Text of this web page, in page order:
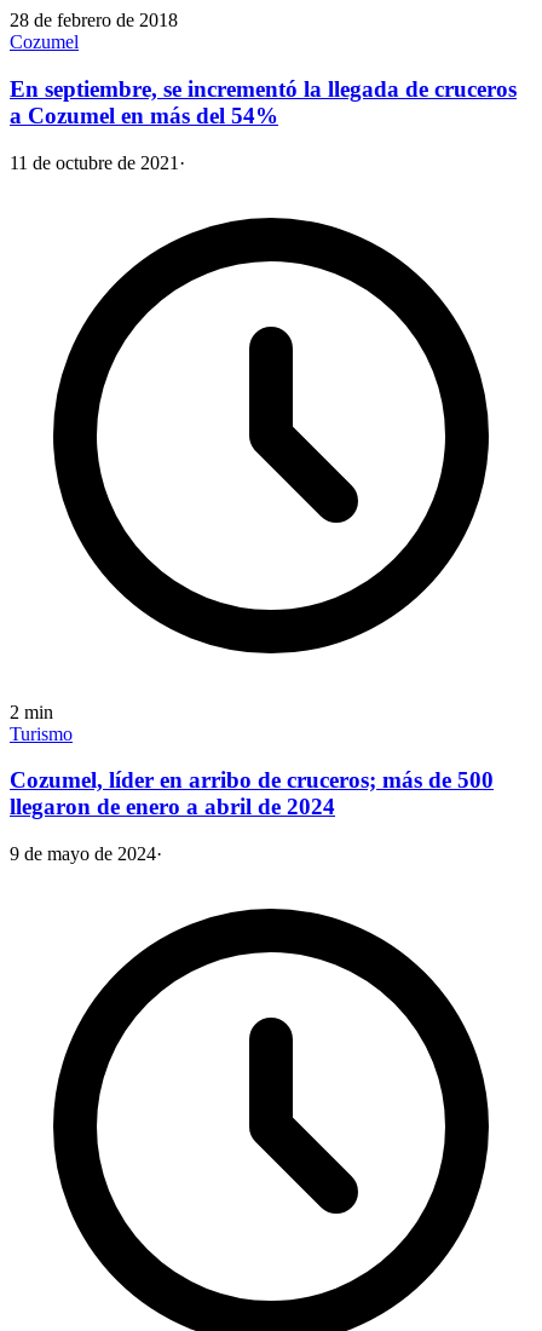
28 de febrero de 2018
Cozumel
En septiembre, se incrementó la llegada de cruceros
a Cozumel en más del 54%
11 de octubre de 2021 ·
2 min
Turismo
Cozumel, líder en arribo de cruceros; más de 500
llegaron de enero a abril de 2024
9 de mayo de 2024·